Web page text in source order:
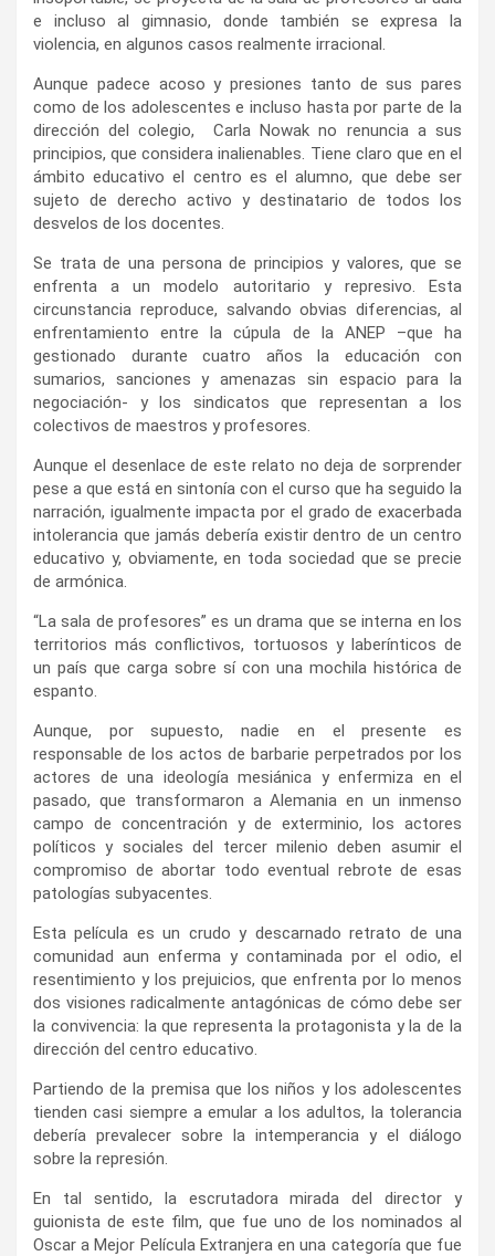
e incluso al gimnasio, donde también se expresa la
violencia, en algunos casos realmente irracional.
Aunque padece acoso y presiones tanto de sus pares
como de los adolescentes e incluso hasta por parte de la
dirección del colegio, Carla Nowak no renuncia a sus
principios, que considera inalienables. Tiene claro que en el
ámbito educativo el centro es el alumno, que debe ser
sujeto de derecho activo y destinatario de todos los
desvelos de los docentes.
Se trata de una persona de principios y valores, que se
enfrenta a un modelo autoritario y represivo. Esta
circunstancia reproduce, salvando obvias diferencias, al
enfrentamiento entre la cúpula de la ANEP –que ha
gestionado durante cuatro años la educación con
sumarios, sanciones y amenazas sin espacio para la
negociación- y los sindicatos que representan a los
colectivos de maestros y profesores.
Aunque el desenlace de este relato no deja de sorprender
pese a que está en sintonía con el curso que ha seguido la
narración, igualmente impacta por el grado de exacerbada
intolerancia que jamás debería existir dentro de un centro
educativo y, obviamente, en toda sociedad que se precie
de armónica.
“La sala de profesores” es un drama que se interna en los
territorios más conflictivos, tortuosos y laberínticos de
un país que carga sobre sí con una mochila histórica de
espanto.
Aunque, por supuesto, nadie en el presente es
responsable de los actos de barbarie perpetrados por los
actores de una ideología mesiánica y enfermiza en el
pasado, que transformaron a Alemania en un inmenso
campo de concentración y de exterminio, los actores
políticos y sociales del tercer milenio deben asumir el
compromiso de abortar todo eventual rebrote de esas
patologías subyacentes.
Esta película es un crudo y descarnado retrato de una
comunidad aun enferma y contaminada por el odio, el
resentimiento y los prejuicios, que enfrenta por lo menos
dos visiones radicalmente antagónicas de cómo debe ser
la convivencia: la que representa la protagonista y la de la
dirección del centro educativo.
Partiendo de la premisa que los niños y los adolescentes
tienden casi siempre a emular a los adultos, la tolerancia
debería prevalecer sobre la intemperancia y el diálogo
sobre la represión.
En tal sentido, la escrutadora mirada del director y
guionista de este film, que fue uno de los nominados al
Oscar a Mejor Película Extranjera en una categoría que fue